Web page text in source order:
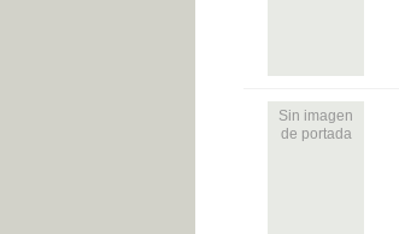
Sin imagen
de portada